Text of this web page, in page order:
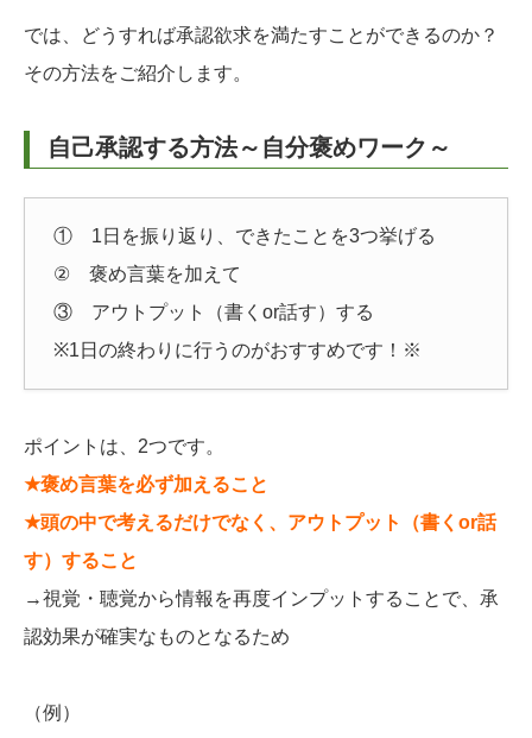
では、どうすれば承認欲求を満たすことができるのか？
その方法をご紹介します。
自己承認する方法～自分褒めワーク～
① 1日を振り返り、できたことを3つ挙げる
② 褒め言葉を加えて
③ アウトプット（書くor話す）する
※1日の終わりに行うのがおすすめです！※
ポイントは、2つです。
★褒め言葉を必ず加えること
★頭の中で考えるだけでなく、アウトプット（書くor話
す）すること
→視覚・聴覚から情報を再度インプットすることで、承
認効果が確実なものとなるため
（例）